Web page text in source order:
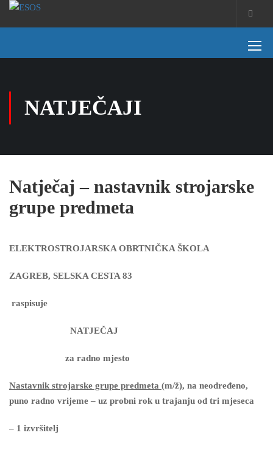
NATJEČAJI
Natječaj – nastavnik strojarske
grupe predmeta
ELEKTROSTROJARSKA OBRTNIČKA ŠKOLA
ZAGREB, SELSKA CESTA 83
raspisuje
NATJEČAJ
za radno mjesto
Nastavnik strojarske grupe predmeta (m/ž), na neodređeno,
puno radno vrijeme – uz probni rok u trajanju od tri mjeseca
– 1 izvršitelj